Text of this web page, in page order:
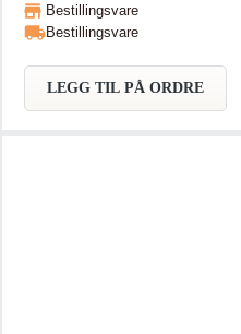
metall, maling og sparkel. Praktisk slipepapir med borrelås som
festes lett på et slipebrett.
så jobber du raskere og mer
gripeverktøy. For sliping av tre,
Bestillingsvare
Bestillingsvare
LEGG TIL PÅ ORDRE